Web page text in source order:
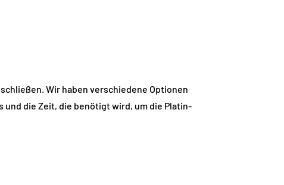
Wir haben verschiedene Optionen
und die Zeit, die benötigt wird, um die Platin-